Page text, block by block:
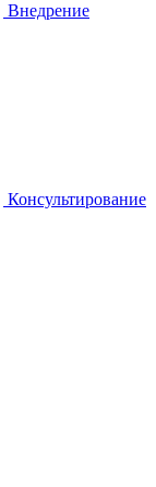
Внедрение
Консультирование